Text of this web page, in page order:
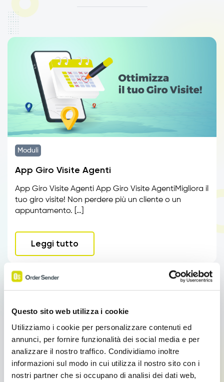
Questo sito web utilizza i cookie
Utilizziamo i cookie per personalizzare contenuti ed
annunci, per fornire funzionalità dei social media e per
analizzare il nostro traffico. Condividiamo inoltre
informazioni sul modo in cui utilizza il nostro sito con i
nostri partner che si occupano di analisi dei dati web,
Moduli
App Giro Visite Agenti
App Giro Visite Agenti App Giro Visite AgentiMigliora il
tuo giro visite! Non perdere più un cliente o un
appuntamento. […]
Leggi tutto